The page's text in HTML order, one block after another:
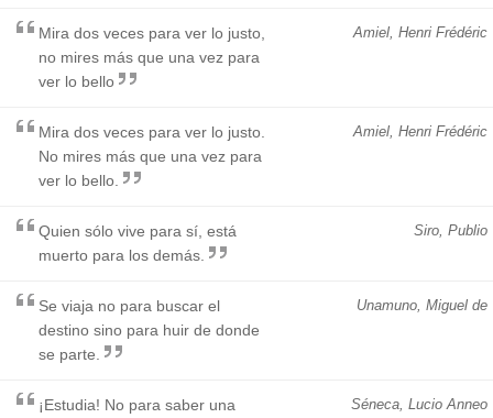
Amiel, Henri Frédéric
Mira dos veces para ver lo justo,
no mires más que una vez para
ver lo bello
Amiel, Henri Frédéric
Mira dos veces para ver lo justo.
No mires más que una vez para
ver lo bello.
Siro, Publio
Quien sólo vive para sí, está
muerto para los demás.
Unamuno, Miguel de
Se viaja no para buscar el
destino sino para huir de donde
se parte.
Séneca, Lucio Anneo
¡Estudia! No para saber una